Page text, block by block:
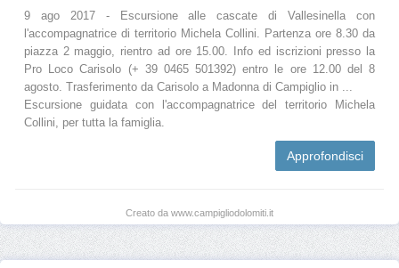
9 ago 2017 - Escursione alle cascate di Vallesinella con
l'accompagnatrice di territorio Michela Collini. Partenza ore 8.30 da
piazza 2 maggio, rientro ad ore 15.00. Info ed iscrizioni presso la
Pro Loco Carisolo (+ 39 0465 501392) entro le ore 12.00 del 8
agosto. Trasferimento da Carisolo a Madonna di Campiglio in ...
Escursione guidata con l'accompagnatrice del territorio Michela
Collini, per tutta la famiglia.
Approfondisci
Creato da www.campigliodolomiti.it